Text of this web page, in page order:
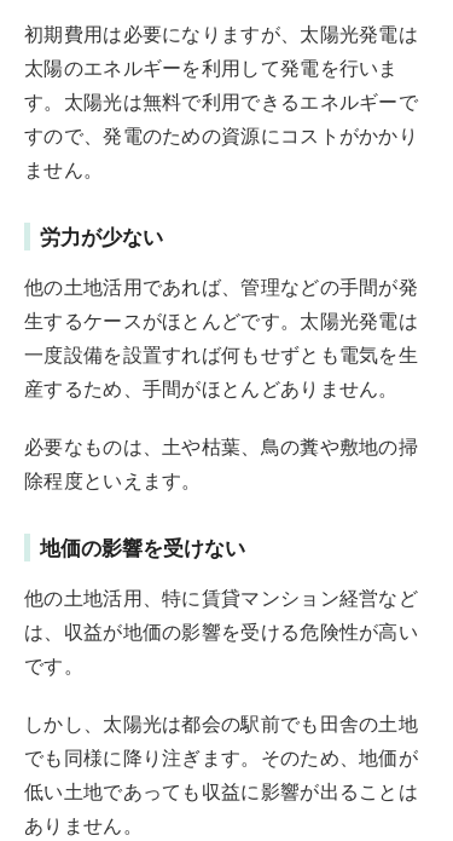
初期費用は必要になりますが、太陽光発電は
太陽のエネルギーを利用して発電を行いま
す。太陽光は無料で利用できるエネルギーで
すので、発電のための資源にコストがかかり
ません。
労力が少ない
他の土地活用であれば、管理などの手間が発
生するケースがほとんどです。太陽光発電は
一度設備を設置すれば何もせずとも電気を生
産するため、手間がほとんどありません。
必要なものは、土や枯葉、鳥の糞や敷地の掃
除程度といえます。
地価の影響を受けない
他の土地活用、特に賃貸マンション経営など
は、収益が地価の影響を受ける危険性が高い
です。
しかし、太陽光は都会の駅前でも田舎の土地
でも同様に降り注ぎます。そのため、地価が
低い土地であっても収益に影響が出ることは
ありません。